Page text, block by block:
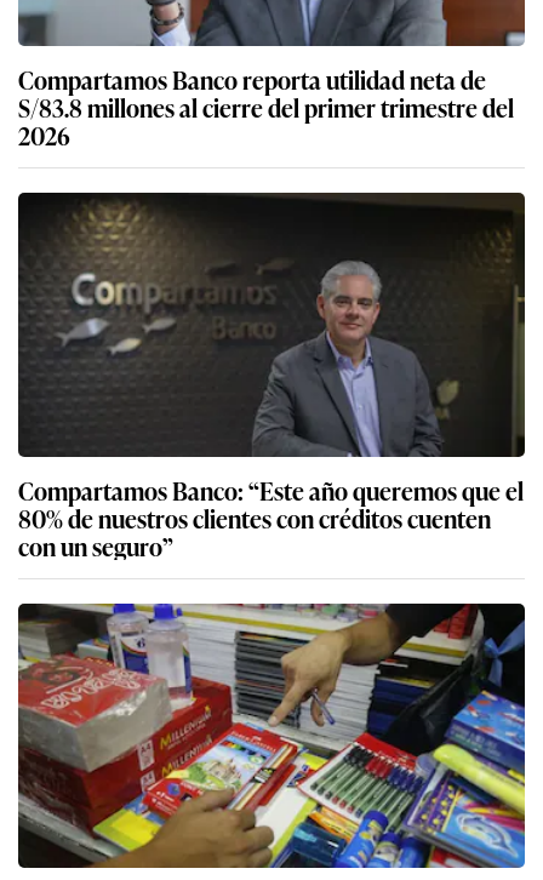
Compartamos Banco reporta utilidad neta de
S/83.8 millones al cierre del primer trimestre del
2026
Compartamos Banco: “Este año queremos que el
80% de nuestros clientes con créditos cuenten
con un seguro”